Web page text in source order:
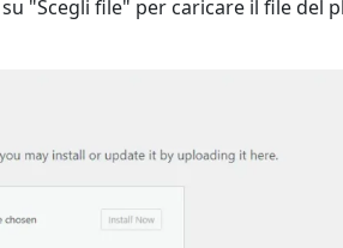
"Scegli file" per caricare il file del